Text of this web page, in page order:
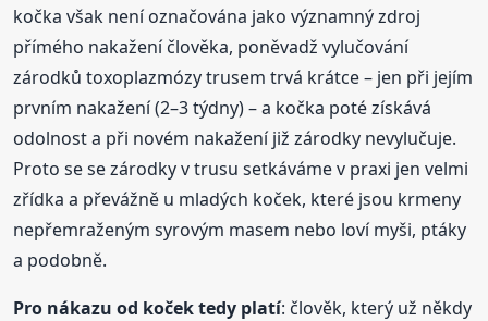
kočka však není označována jako významný zdroj
přímého nakažení člověka, poněvadž vylučování
zárodků toxoplazmózy trusem trvá krátce – jen při jejím
prvním nakažení (2–3 týdny) – a kočka poté získává
odolnost a při novém nakažení již zárodky nevylučuje.
Proto se se zárodky v trusu setkáváme v praxi jen velmi
zřídka a převážně u mladých koček, které jsou krmeny
nepřemraženým syrovým masem nebo loví myši, ptáky
a podobně.
Pro nákazu od koček tedy platí: člověk, který už někdy